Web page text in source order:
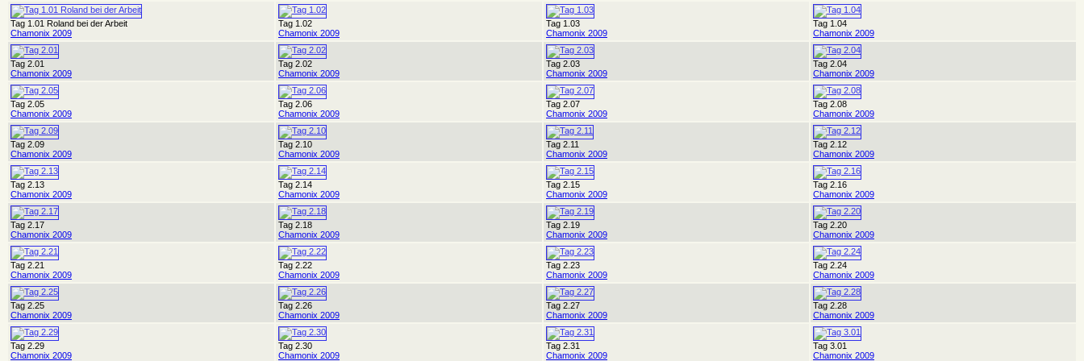
Tag 1.01 Roland bei der Arbeit
Chamonix 2009
Tag 1.02
Chamonix 2009
Tag 1.03
Chamonix 2009
Tag 1.04
Chamonix 2009
Tag 2.01
Chamonix 2009
Tag 2.02
Chamonix 2009
Tag 2.03
Chamonix 2009
Tag 2.04
Chamonix 2009
Tag 2.05
Chamonix 2009
Tag 2.06
Chamonix 2009
Tag 2.07
Chamonix 2009
Tag 2.08
Chamonix 2009
Tag 2.09
Chamonix 2009
Tag 2.10
Chamonix 2009
Tag 2.11
Chamonix 2009
Tag 2.12
Chamonix 2009
Tag 2.13
Chamonix 2009
Tag 2.14
Chamonix 2009
Tag 2.15
Chamonix 2009
Tag 2.16
Chamonix 2009
Tag 2.17
Chamonix 2009
Tag 2.18
Chamonix 2009
Tag 2.19
Chamonix 2009
Tag 2.20
Chamonix 2009
Tag 2.21
Chamonix 2009
Tag 2.22
Chamonix 2009
Tag 2.23
Chamonix 2009
Tag 2.24
Chamonix 2009
Tag 2.25
Chamonix 2009
Tag 2.26
Chamonix 2009
Tag 2.27
Chamonix 2009
Tag 2.28
Chamonix 2009
Tag 2.29
Chamonix 2009
Tag 2.30
Chamonix 2009
Tag 2.31
Chamonix 2009
Tag 3.01
Chamonix 2009